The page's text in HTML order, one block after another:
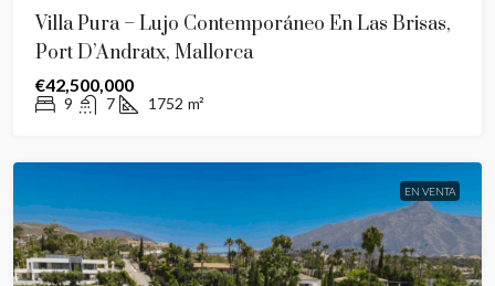
Villa Pura – Lujo Contemporáneo En Las Brisas,
Port D’Andratx, Mallorca
€42,500,000
9 7 1752 m²
EN VENTA